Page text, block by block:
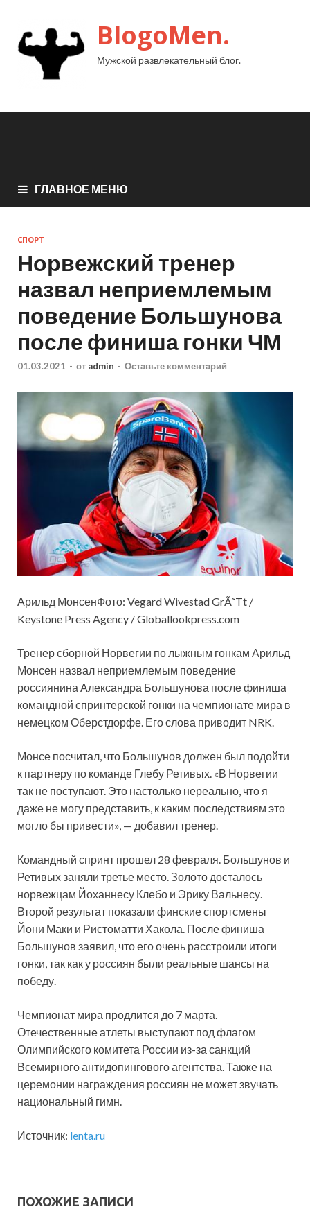
BlogoMen.
Мужской развлекательный блог.
ГЛАВНОЕ МЕНЮ
СПОРТ
Норвежский тренер
назвал неприемлемым
поведение Большунова
после финиша гонки ЧМ
01.03.2021 - от admin - Оставьте комментарий
Арильд МонсенФото: Vegard Wivestad GrÃ˜Tt /
Keystone Press Agency / Globallookpress.com
Тренер сборной Норвегии по лыжным гонкам Арильд
Монсен назвал неприемлемым поведение
россиянина Александра Большунова после финиша
командной спринтерской гонки на чемпионате мира в
немецком Оберстдорфе. Его слова приводит NRK.
Монсе посчитал, что Большунов должен был подойти
к партнеру по команде Глебу Ретивых. «В Норвегии
так не поступают. Это настолько нереально, что я
даже не могу представить, к каким последствиям это
могло бы привести», — добавил тренер.
Командный спринт прошел 28 февраля. Большунов и
Ретивых заняли третье место. Золото досталось
норвежцам Йоханнесу Клебо и Эрику Вальнесу.
Второй результат показали финские спортсмены
Йони Маки и Ристоматти Хакола. После финиша
Большунов заявил, что его очень расстроили итоги
гонки, так как у россиян были реальные шансы на
победу.
Чемпионат мира продлится до 7 марта.
Отечественные атлеты выступают под флагом
Олимпийского комитета России из-за санкций
Всемирного антидопингового агентства. Также на
церемонии награждения россиян не может звучать
национальный гимн.
Источник: lenta.ru
ПОХОЖИЕ ЗАПИСИ